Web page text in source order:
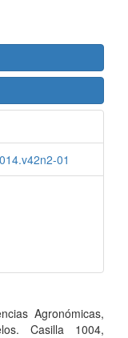
01
Agronómicas,
Casilla 1004,